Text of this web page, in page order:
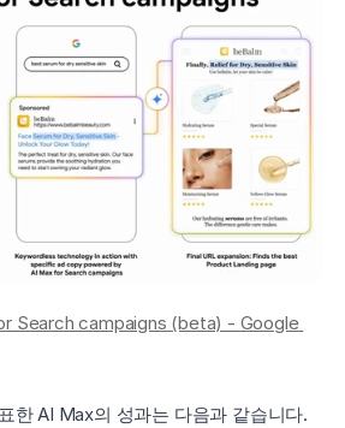
Search campaigns (beta) - Google
한 AI Max의 성과는 다음과 같습니다.